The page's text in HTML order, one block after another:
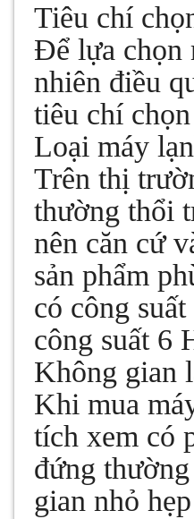
Tiêu chí
Để lựa chọn
nhiên điều
tiêu chí
Loại máy
Trên thị
thường thổi
nên căn cứ
sản phẩm
có công
công suất 6
Không gian
Khi mua
tích xem có
đứng
gian nhỏ